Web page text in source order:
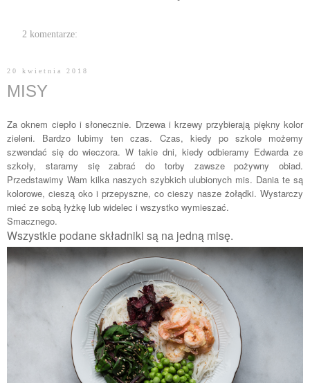
2 komentarze:
20 kwietnia 2018
MISY
Za oknem ciepło i słonecznie. Drzewa i krzewy przybierają piękny kolor
zieleni. Bardzo lubimy ten czas. Czas, kiedy po szkole możemy
szwendać się do wieczora. W takie dni, kiedy odbieramy Edwarda ze
szkoły, staramy się zabrać do torby zawsze pożywny obiad.
Przedstawimy Wam kilka naszych szybkich ulubionych mis. Dania te są
kolorowe, cieszą oko i przepyszne, co cieszy nasze żołądki. Wystarczy
mieć ze sobą łyżkę lub widelec i wszystko wymieszać.
Smacznego.
Wszystkie podane składniki są na jedną misę.